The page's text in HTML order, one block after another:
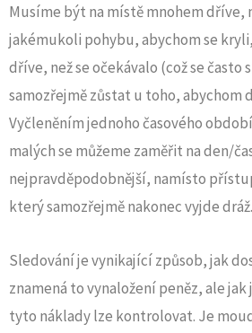
Musíme být na místě mnohem dříve,
jakémukoli pohybu, abychom se
dříve, než se očekávalo (což se často
samozřejmě zůstat u toho, abychom
Vyčleněním jednoho časového
malých se můžeme zaměřit na den/
nejpravděpodobnější, namísto
který samozřejmě nakonec vyjde dráž.
Sledování je vynikající způsob, jak
znamená to vynaložení peněz, ale jak
tyto náklady lze kontrolovat. Je